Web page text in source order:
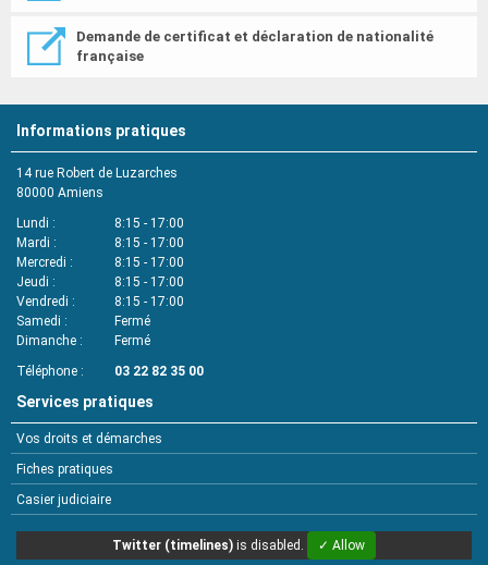
Demande de certificat et déclaration de nationalité
française
Informations pratiques
14 rue Robert de Luzarches
80000 Amiens
Lundi
8:15 - 17:00
Mardi
8:15 - 17:00
Mercredi
8:15 - 17:00
Jeudi
8:15 - 17:00
Vendredi
8:15 - 17:00
Samedi
Fermé
Dimanche
Fermé
Téléphone
03 22 82 35 00
Services pratiques
Vos droits et démarches
Fiches pratiques
Casier judiciaire
Twitter (timelines) is disabled. ✓ Allow